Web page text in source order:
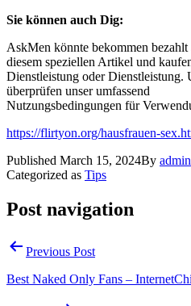
Sie können auch Dig:
AskMen könnte bekommen
diesem speziellen Artikel und
Dienstleistung oder Dienstleistung.
überprüfen unser umfassend
Nutzungsbedingungen für
https://flirtyon.org/hausfrauen-
Published March 15, 2024By admin
Categorized as Tips
Post navigation
Previous Post
Best Naked Only Fans –